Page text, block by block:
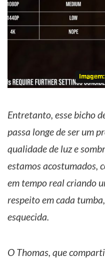
Entretanto, esse bicho
passa longe de ser um
qualidade de luz e
estamos acostumados,
em tempo real criando
respeito em cada
esquecida.
O Thomas, que